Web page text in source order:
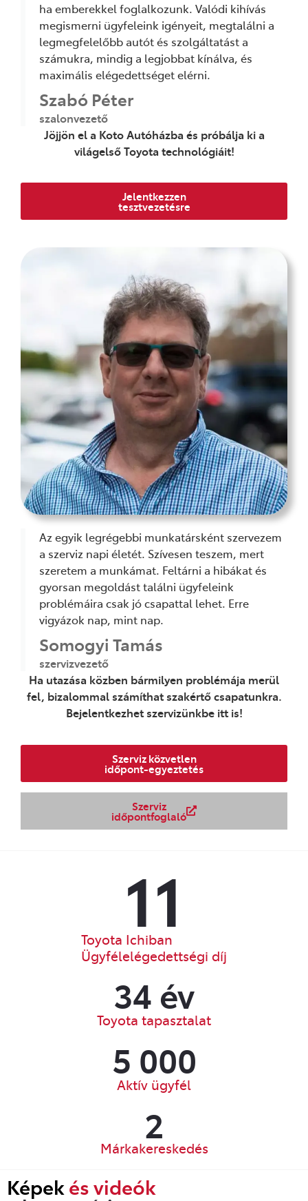
ha emberekkel foglalkozunk. Valódi kihívás
megismerni ügyfeleink igényeit, megtalálni a
legmegfelelőbb autót és szolgáltatást a
számukra, mindig a legjobbat kínálva, és
maximális elégedettséget elérni.
Szabó Péter
szalonvezető
Jöjjön el a Koto Autóházba és próbálja kia
világelső Toyota technológiáit!
Jelentkezzen
tesztvezetésre
Az egyik legrégebbi munkatársként szervezem
a szerviz napi életét. Szívesen teszem, mert
szeretem a munkámat. Feltárni a hibákat és
gyorsan megoldást találni ügyfeleink
problémáira csak jó csapattal lehet. Erre
vigyázok nap, mint nap.
Somogyi Tamás
szervizvezető
Ha utazása közben bármilyen problémája merül
fel, bizalommal számíthat szakértő csapatunkra.
Bejelentkezhet szervizünkbe itt is!
Szerviz közvetlen
időpont-egyeztetés
Szerviz
időpontfoglaló
Toyota Ichiban
Ügyfélelégedettségi díj
11
Toyota tapasztalat
34 év
Aktív ügyfél
5 000
Márkakereskedés
2
Képek és videók